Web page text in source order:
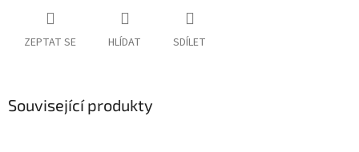
ZEPTAT SE HLÍDAT SDÍLET
Související produkty